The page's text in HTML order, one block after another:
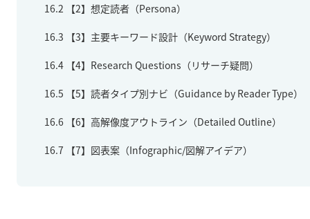
16.2 【2】想定読者（Persona）
16.3 【3】主要キーワード設計（Keyword Strategy）
16.4 【4】Research Questions（リサーチ疑問）
16.5 【5】読者タイプ別ナビ（Guidance by Reader Type）
16.6 【6】高解像度アウトライン（Detailed Outline）
16.7 【7】図表案（Infographic/図解アイデア）